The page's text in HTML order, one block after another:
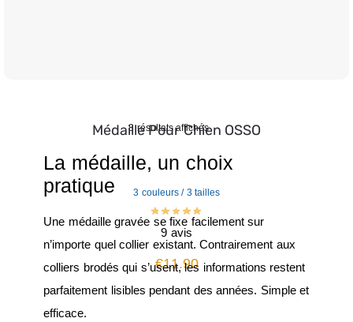
Médaille Pour Chien OSSO
3 couleurs / 3 tailles
9 avis
€11.90
8 résultats affichés
La médaille, un choix
pratique
Une médaille gravée se fixe facilement sur
n’importe quel collier existant. Contrairement aux
colliers brodés qui s’usent, les informations restent
parfaitement lisibles pendant des années. Simple et
efficace.